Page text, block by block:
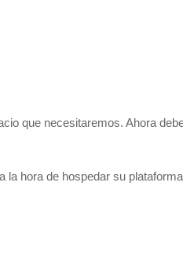
que necesitaremos. Ahora
hora de hospedar su